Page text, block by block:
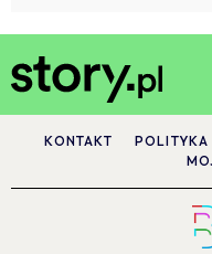
KONTAKT POLITYKA